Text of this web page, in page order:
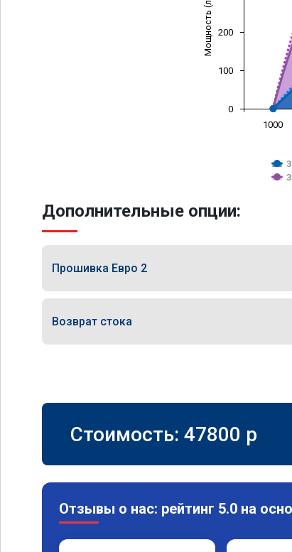
Мощность (л/с)
1000
0
100
200
Дополнительные опции:
Прошивка Евро 2
Возврат стока
Стоимость: 47800 p
Отзывы о нас: рейтинг 5.0 на